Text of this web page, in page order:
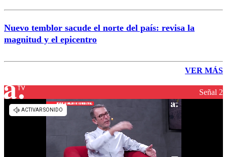
Nuevo temblor sacude el norte del país: revisa la
magnitud y el epicentro
VER MÁS
Señal 2